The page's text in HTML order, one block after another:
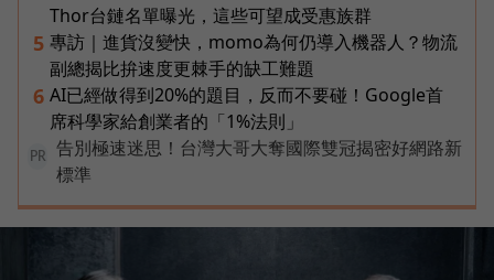
Thor台鏈名單曝光，這些可望成受惠族群
5 專訪｜進貨沒變快，momo為何仍導入機器人？物流
副總揭比拚速度更棘手的缺工難題
6 AI已經做得到20%的題目，反而不要碰！Google首
席科學家給創業者的「1%法則」
PR
告別極速迷思！台灣大哥大奪國際雙冠揭密好網路新
標準